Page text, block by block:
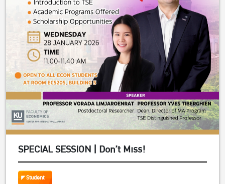
SPECIAL SESSION | Don’t Miss!
Student